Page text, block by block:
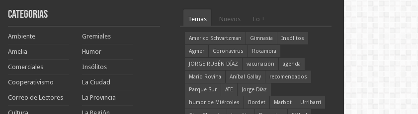
Categorias
Ambiente
Amelia
Comerciales
Cooperativismo
Correo de Lectores
Gremiales
Humor
Insólitos
La Ciudad
La Provincia
Temas Nuevos Lo +
Americo Schvartzman Gimnasia
Insólitos
Agmer
Coronavirus
Rocamora
JORGE RUBÉN DÍAZ
vacunación
agenda
Mario Rovina
Aníbal Gallay
recomendados
Parque Sur
ATE
Jorge Díaz
humor de Miércoles
Bordet Marbot
Urribarri